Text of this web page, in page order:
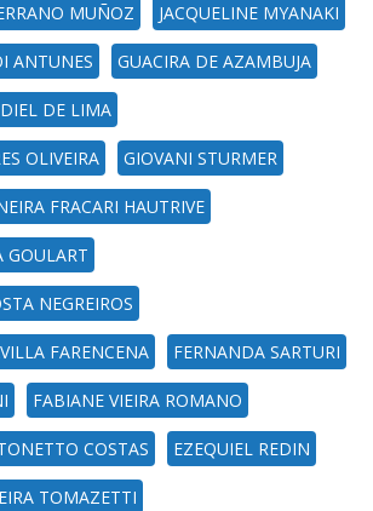
MUÑOZ JACQUELINE MYANAKI
ANTUNES GUACIRA DE AZAMBUJA
DE LIMA
OLIVEIRA GIOVANI STURMER
FRACARI HAUTRIVE
GOULART
NEGREIROS
FARENCENA FERNANDA SARTURI
FABIANE VIEIRA ROMANO
COSTAS EZEQUIEL REDIN
TOMAZETTI